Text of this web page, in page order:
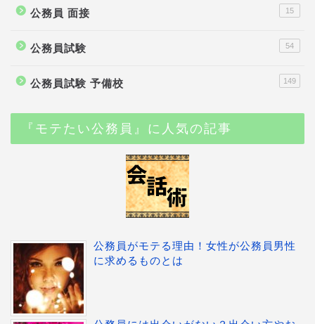
公務員 面接 15
公務員試験 54
公務員試験 予備校 149
『モテたい公務員』に人気の記事
公務員がモテる理由！女性が公務員男性
に求めるものとは